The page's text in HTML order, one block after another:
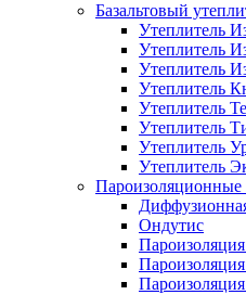
Базальтовый
Утеплитель
Утеплитель
Утеплитель
Утеплитель
Утеплитель
Утеплитель
Утеплитель
Утеплитель
Ондутис